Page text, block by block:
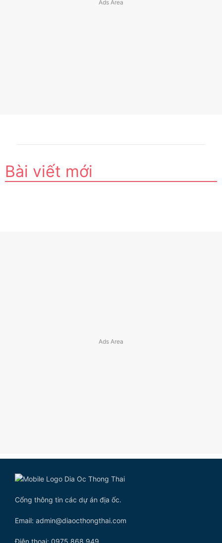
Bài viết mới
Cổng thông tin các dự án địa ốc.
Email: admin@diaocthongthai.com
Điện thoại: 0975 868 949